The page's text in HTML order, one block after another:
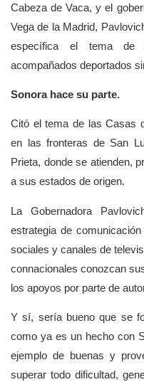
Cabeza de Vaca, y el
Vega de la Madrid,
específica el tema de
acompañados deportados
Sonora hace su parte.
Citó el tema de las Casas
en las fronteras de San
Prieta, donde se atienden,
a sus estados de origen.
La Gobernadora
estrategia de
sociales y canales de
connacionales conozcan
los apoyos por parte de
Y sí, sería bueno que se
como ya es un hecho con
ejemplo de buenas y
superar todo dificultad,